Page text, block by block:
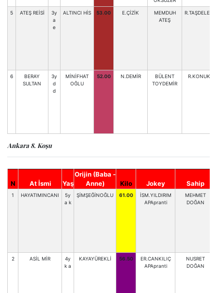
5 ATEŞ REİSİ
3y
a
e
ALTINCI HİS 53.00 E.ÇİZİK
MEMDUH
ATEŞ
R.TAŞDELEN
6
BERAY
SULTAN
3y
d
d
MİNİFHAT
OĞLU
52.00 N.DEMİR
BÜLENT
TOYDEMİR
R.KONUK
Ankara 8. Koşu
N At İsmi Yaş
Orijin (Baba -
Anne)
Kilo Jokey Sahip
1 HAYATIMINCANI
5y
a k
ŞİMŞEĞİNOĞLU 61.00
İSM.YILDIRIM
APApranti
MEHMET
DOĞAN
2 ASİL MİR
4y
k a
KAYAYÜREKLİ 56.50
ER.CANKILIÇ
APApranti
NUSRET
DOĞAN